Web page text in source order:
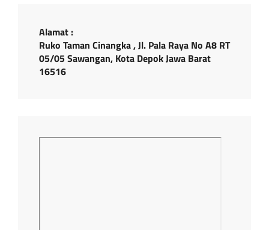
Alamat :
Ruko Taman Cinangka , Jl. Pala Raya No A8 RT
05/05 Sawangan, Kota Depok Jawa Barat
16516